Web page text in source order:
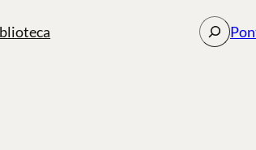
Buscar